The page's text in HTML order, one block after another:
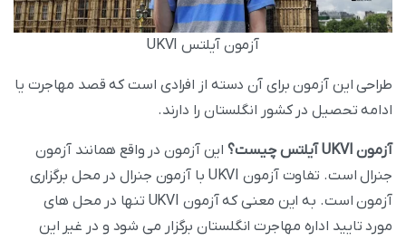
آزمون آیلتس UKVI
طراحی این آزمون برای آن دسته از افرادی است که قصد مهاجرت یا
ادامه تحصیل در کشور انگلستان را دارند.
آزمون UKVI آیلتس چیست؟
این آزمون در واقع همانند آزمون
جنرال است. تفاوت آزمون UKVI با آزمون جنرال در محل برگزاری
آزمون است. به این معنی که آزمون UKVI تنها در محل‌ های
مورد تایید اداره مهاجرت انگلستان برگزار می‌ شود و در غیر این